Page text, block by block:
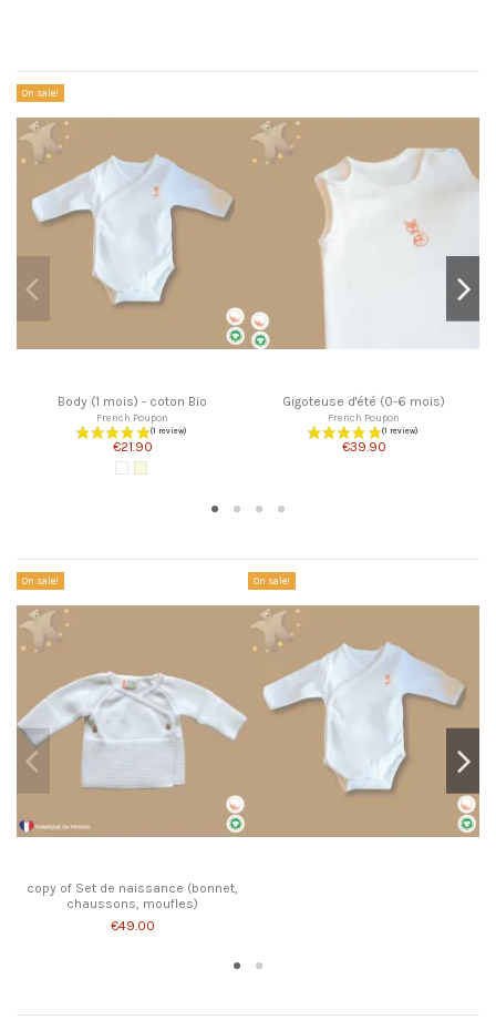
SHOW ATTESTATION 10/10
Based on 1 review
SIMOND J.
Published 31/10/2021 à 18:51
Super produit et très belle qualité ! conforme au visuel et à la
description
On sale!
Body (1 mois) - coton Bio
French Poupon
€21.90
WhiteÉcru
Gigoteuse d'été (0-6 mois)
French Poupon
€39.90
On sale!
copy of Set de naissance (bonnet,
chaussons, moufles)
€49.00
On sale!